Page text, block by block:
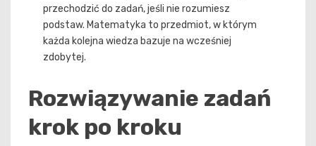
przechodzić do zadań, jeśli nie rozumiesz
podstaw. Matematyka to przedmiot, w którym
każda kolejna wiedza bazuje na wcześniej
zdobytej.
Rozwiązywanie zadań
krok po kroku